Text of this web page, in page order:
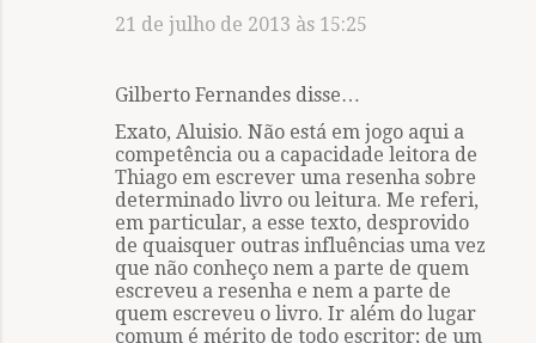
21 de julho de 2013 às 15:25
Gilberto Fernandes disse…
Exato, Aluisio. Não está em jogo aqui a
competência ou a capacidade leitora de
Thiago em escrever uma resenha sobre
determinado livro ou leitura. Me referi,
em particular, a esse texto, desprovido
de quaisquer outras influências uma vez
que não conheço nem a parte de quem
escreveu a resenha e nem a parte de
quem escreveu o livro. Ir além do lugar
comum é mérito de todo escritor; de um